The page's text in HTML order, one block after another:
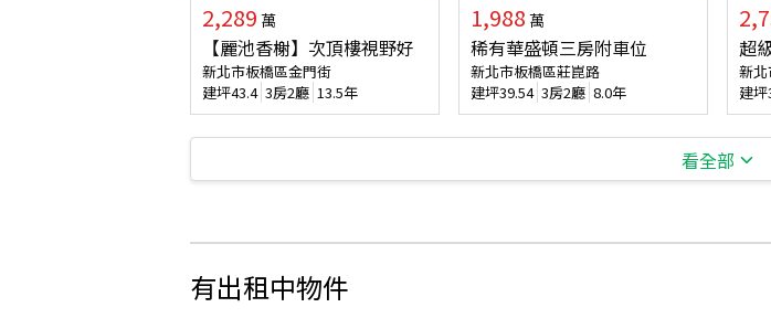
2,289 萬
【麗池香榭】次頂樓視野好
新北市板橋區金門街
建坪43.4 3房2廳 13.5年
1,988 萬
稀有華盛頓三房附車位
新北市板橋區莊崑路
建坪39.54 3房2廳 8.0年
超
新
建坪
看全部
有出租中物件